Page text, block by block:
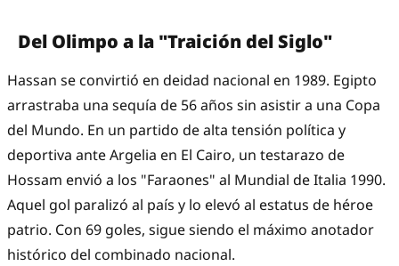
Del Olimpo a la "Traición del Siglo"
Hassan se convirtió en deidad nacional en 1989. Egipto
arrastraba una sequía de 56 años sin asistir a una Copa
del Mundo. En un partido de alta tensión política y
deportiva ante Argelia en El Cairo, un testarazo de
Hossam envió a los "Faraones" al Mundial de Italia 1990.
Aquel gol paralizó al país y lo elevó al estatus de héroe
patrio. Con 69 goles, sigue siendo el máximo anotador
histórico del combinado nacional.